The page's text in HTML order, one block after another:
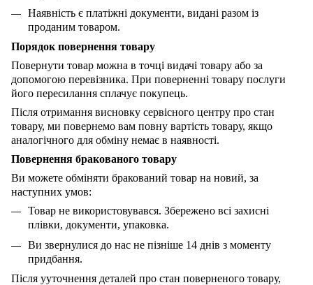
Наявність є платіжні документи, видані разом із
проданим товаром.
Порядок повернення товару
Повернути товар можна в точці видачі товару або за
допомогою перевізника. При поверненні товару послуги
його пересилання сплачує покупець.
Після отримання висновку сервісного центру про стан
товару, ми повернемо вам повну вартість товару, якщо
аналогічного для обміну немає в наявності.
Повернення бракованого товару
Ви можете обміняти бракований товар на новий, за
наступних умов:
Товар не використовувався. Збережено всі захисні
плівки, документи, упаковка.
Ви звернулися до нас не пізніше 14 днів з моменту
придбання.
Після ууточнення деталей про стан поверненого товару,